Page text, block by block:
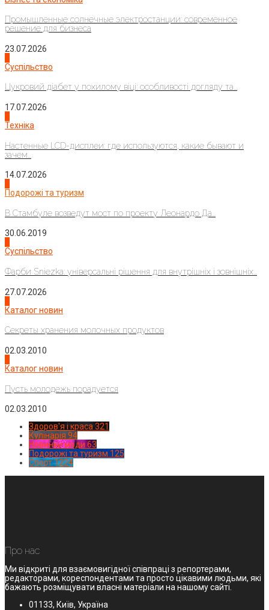
Промышленные солнечные электростанции: современное
решение для бизнеса
23.07.2026
Суспільство
Цукровий діабет у похилому віці: особливості догляду та...
17.07.2026
Техніка
Настенные LCD-дисплеи: где используются, какие бывают и
зачем...
14.07.2026
Подорожі та туризм
В Стамбуле возведут мост по проекту Леонардо Да...
30.06.2019
Суспільство
Фарби Sniezka: універсальні рішення для внутрішніх і зовнішніх...
27.07.2026
Каталог новин
Секреты хранения молочных продуктов
02.03.2010
Каталог новин
Пусть молодежь порадуется
02.03.2010
Здоров'я і краса 321
Кулінарія 94
Новинки моди 63
Подорожі та туризм 125
Спорт1224
Про нас
Ми відкриті для взаємовигідної співпраці з репортерами,
редакторами, кореспондентами та просто цікавими людьми, які
бажають розміщувати власні матеріали на нашому сайті.
01133, Київ, Україна